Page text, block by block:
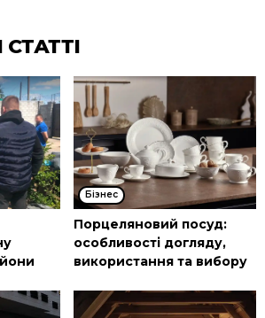
Бізнес
Порцеляновий посуд:
особливості догляду,
використання та вибору